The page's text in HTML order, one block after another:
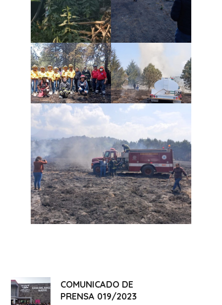
COMUNICADO DE
PRENSA 019/2023